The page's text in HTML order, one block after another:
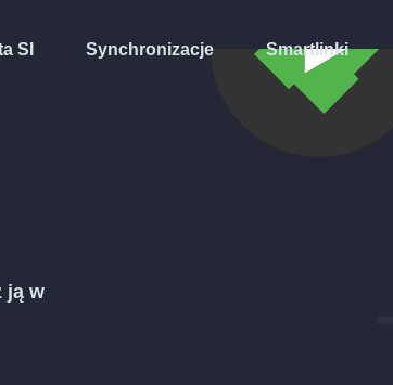
SI Synchronizacje Smartlinki
ją w